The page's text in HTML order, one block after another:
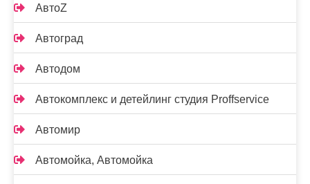
АвтоZ
Автоград
Автодом
Автокомплекс и детейлинг студия Proffservice
Автомир
Автомойка, Автомойка